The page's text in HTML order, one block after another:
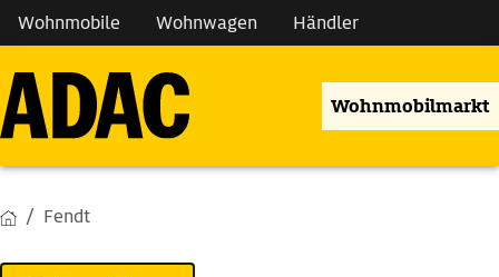
Wohnmobile Wohnwagen Händler
Wohnmobilmarkt
Fendt